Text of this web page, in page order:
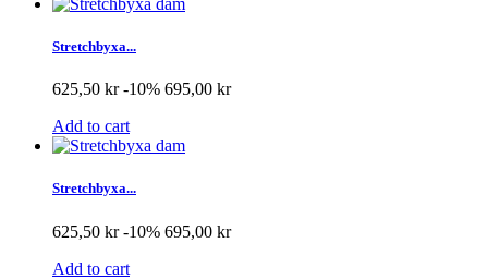
Stretchbyxa...
625,50 kr -10% 695,00 kr
Add to cart
Stretchbyxa...
625,50 kr -10% 695,00 kr
Add to cart